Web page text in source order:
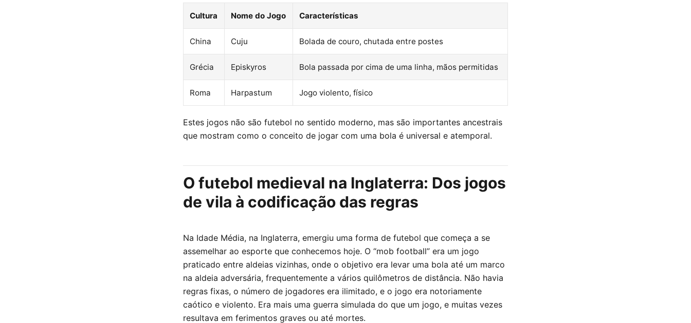
Cultura Nome do Jogo Características
China Cuju Bolada de couro, chutada entre postes
Grécia Episkyros Bola passada por cima de uma linha, mãos permitidas
Roma Harpastum Jogo violento, físico
Estes jogos não são futebol no sentido moderno, mas são importantes ancestrais
que mostram como o conceito de jogar com uma bola é universal e atemporal.
O futebol medieval na Inglaterra: Dos jogos
de vila à codificação das regras
Na Idade Média, na Inglaterra, emergiu uma forma de futebol que começa a se
assemelhar ao esporte que conhecemos hoje. O “mob football” era um jogo
praticado entre aldeias vizinhas, onde o objetivo era levar uma bola até um marco
na aldeia adversária, frequentemente a vários quilômetros de distância. Não havia
regras fixas, o número de jogadores era ilimitado, e o jogo era notoriamente
caótico e violento. Era mais uma guerra simulada do que um jogo, e muitas vezes
resultava em ferimentos graves ou até mortes.